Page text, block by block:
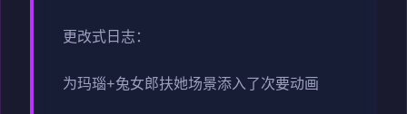
更改式日志：
为玛瑙+兔女郎扶她场景添入了次要动画